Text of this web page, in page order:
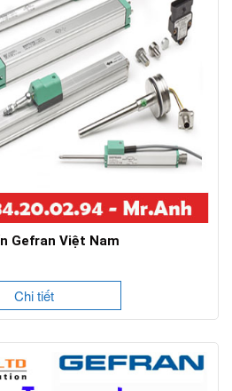
Gefran Việt Nam
Chi tiết